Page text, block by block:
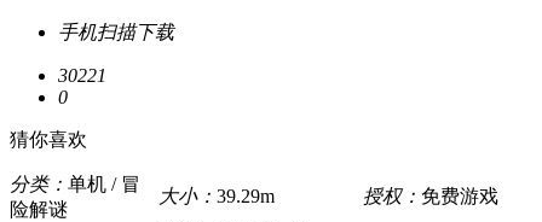
手机扫描下载
30221
0
猜你喜欢
分类： 单机 / 冒
险解谜
大小： 39.29m 授权： 免费游戏